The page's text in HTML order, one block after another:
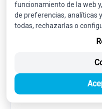
SUSPENSION /
-5% USADO
funcionamiento de la web
de preferencias, analíticas
todas, rechazarlas o